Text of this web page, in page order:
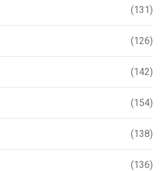
(131)
(126)
(142)
(154)
(138)
(136)